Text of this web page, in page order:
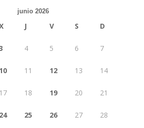
junio 2026
J V S D
4 5 6 7
10 11 12 13 14
17 18 19 20 21
24 25 26 27 28